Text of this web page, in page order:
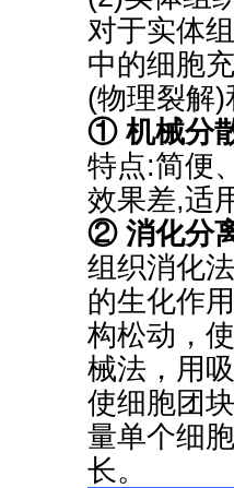
对于实体
中的细胞
(物理裂解
① 机械分
特点:简便
效果差,适
② 消化分
组织消化
的生化作
构松动，
械法，用
使细胞团
量单个细
长。